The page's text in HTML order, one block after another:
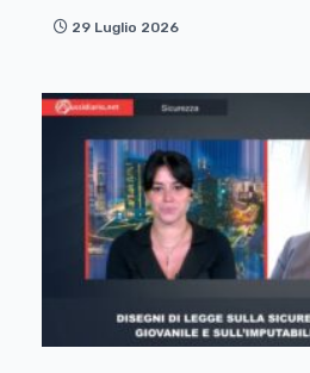
29 Luglio 2026